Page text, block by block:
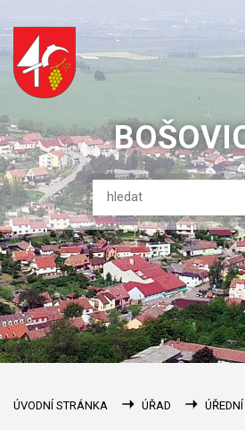
ÚVODNÍ STRÁNKA ÚŘAD